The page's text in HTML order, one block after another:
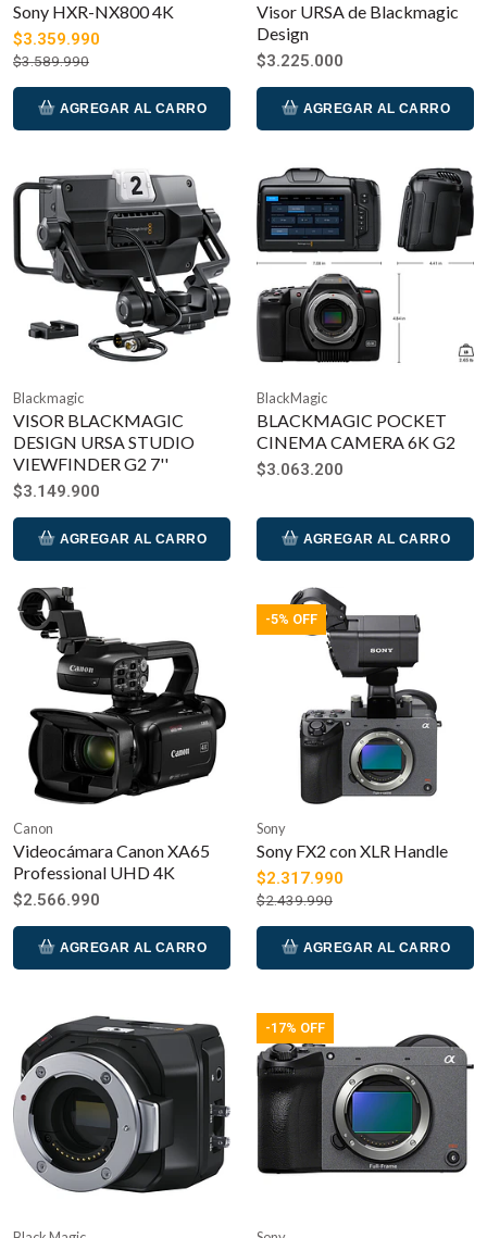
Sony HXR-NX800 4K
$3.359.990
$3.589.990
AGREGAR AL CARRO
Visor URSA de Blackmagic
Design
$3.225.000
AGREGAR AL CARRO
Blackmagic
VISOR BLACKMAGIC
DESIGN URSA STUDIO
VIEWFINDER G2 7''
$3.149.900
AGREGAR AL CARRO
BlackMagic
BLACKMAGIC POCKET
CINEMA CAMERA 6K G2
$3.063.200
AGREGAR AL CARRO
Canon
Videocámara Canon XA65
Professional UHD 4K
$2.566.990
AGREGAR AL CARRO
-5% OFF
Sony
Sony FX2 con XLR Handle
$2.317.990
$2.439.990
AGREGAR AL CARRO
-17% OFF